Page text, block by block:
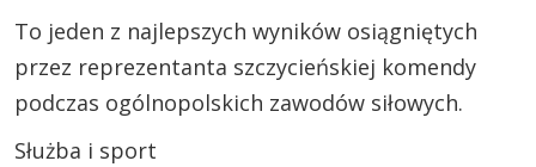
To jeden z najlepszych wyników osiągniętych
przez reprezentanta szczycieńskiej komendy
podczas ogólnopolskich zawodów siłowych.
Służba i sport